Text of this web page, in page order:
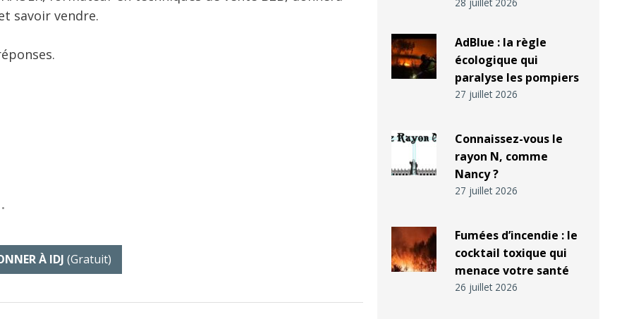
savoir vendre.
•
À IDJ (gratuit)
28 juillet 2026
AdBlue : la règle
écologique qui
paralyse les pompiers
27 juillet 2026
Connaissez-vous le
rayon N, comme
Nancy ?
27 juillet 2026
Fumées d’incendie : le
cocktail toxique qui
menace votre santé
26 juillet 2026